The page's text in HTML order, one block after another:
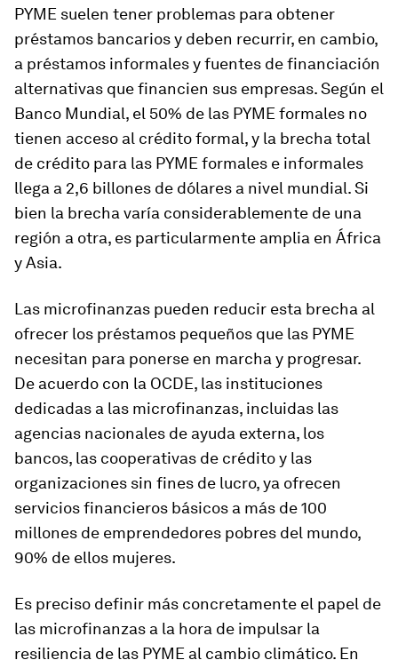
PYME suelen tener problemas para obtener
préstamos bancarios y deben recurrir, en cambio,
a préstamos informales y fuentes de financiación
alternativas que financien sus empresas. Según el
Banco Mundial, el 50% de las PYME formales no
tienen acceso al crédito formal, y la brecha total
de crédito para las PYME formales e informales
llega a 2,6 billones de dólares a nivel mundial. Si
bien la brecha varía considerablemente de una
región a otra, es particularmente amplia en África
y Asia.
Las microfinanzas pueden reducir esta brecha al
ofrecer los préstamos pequeños que las PYME
necesitan para ponerse en marcha y progresar.
De acuerdo con la OCDE, las instituciones
dedicadas a las microfinanzas, incluidas las
agencias nacionales de ayuda externa, los
bancos, las cooperativas de crédito y las
organizaciones sin fines de lucro, ya ofrecen
servicios financieros básicos a más de 100
millones de emprendedores pobres del mundo,
90% de ellos mujeres.
Es preciso definir más concretamente el papel de
las microfinanzas a la hora de impulsar la
resiliencia de las PYME al cambio climático. En